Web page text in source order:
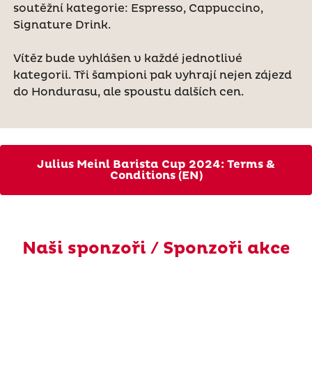
soutěžní kategorie: Espresso, Cappuccino,
Signature Drink.
Vítěz bude vyhlášen v každé jednotlivé
kategorii. Tři šampioni pak vyhrají nejen zájezd
do Hondurasu, ale spoustu dalších cen.
Julius Meinl Barista Cup 2024: Terms &
Conditions (EN)
Naši sponzoři / Sponzoři akce